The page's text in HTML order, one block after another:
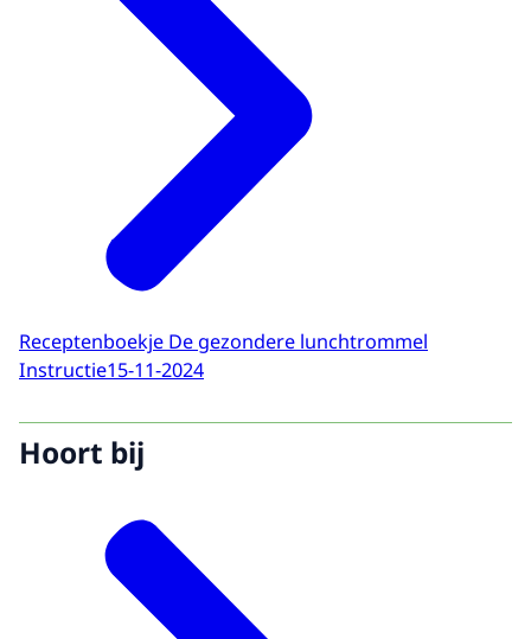
Receptenboekje De gezondere lunchtrommel
Instructie15-11-2024
Hoort bij